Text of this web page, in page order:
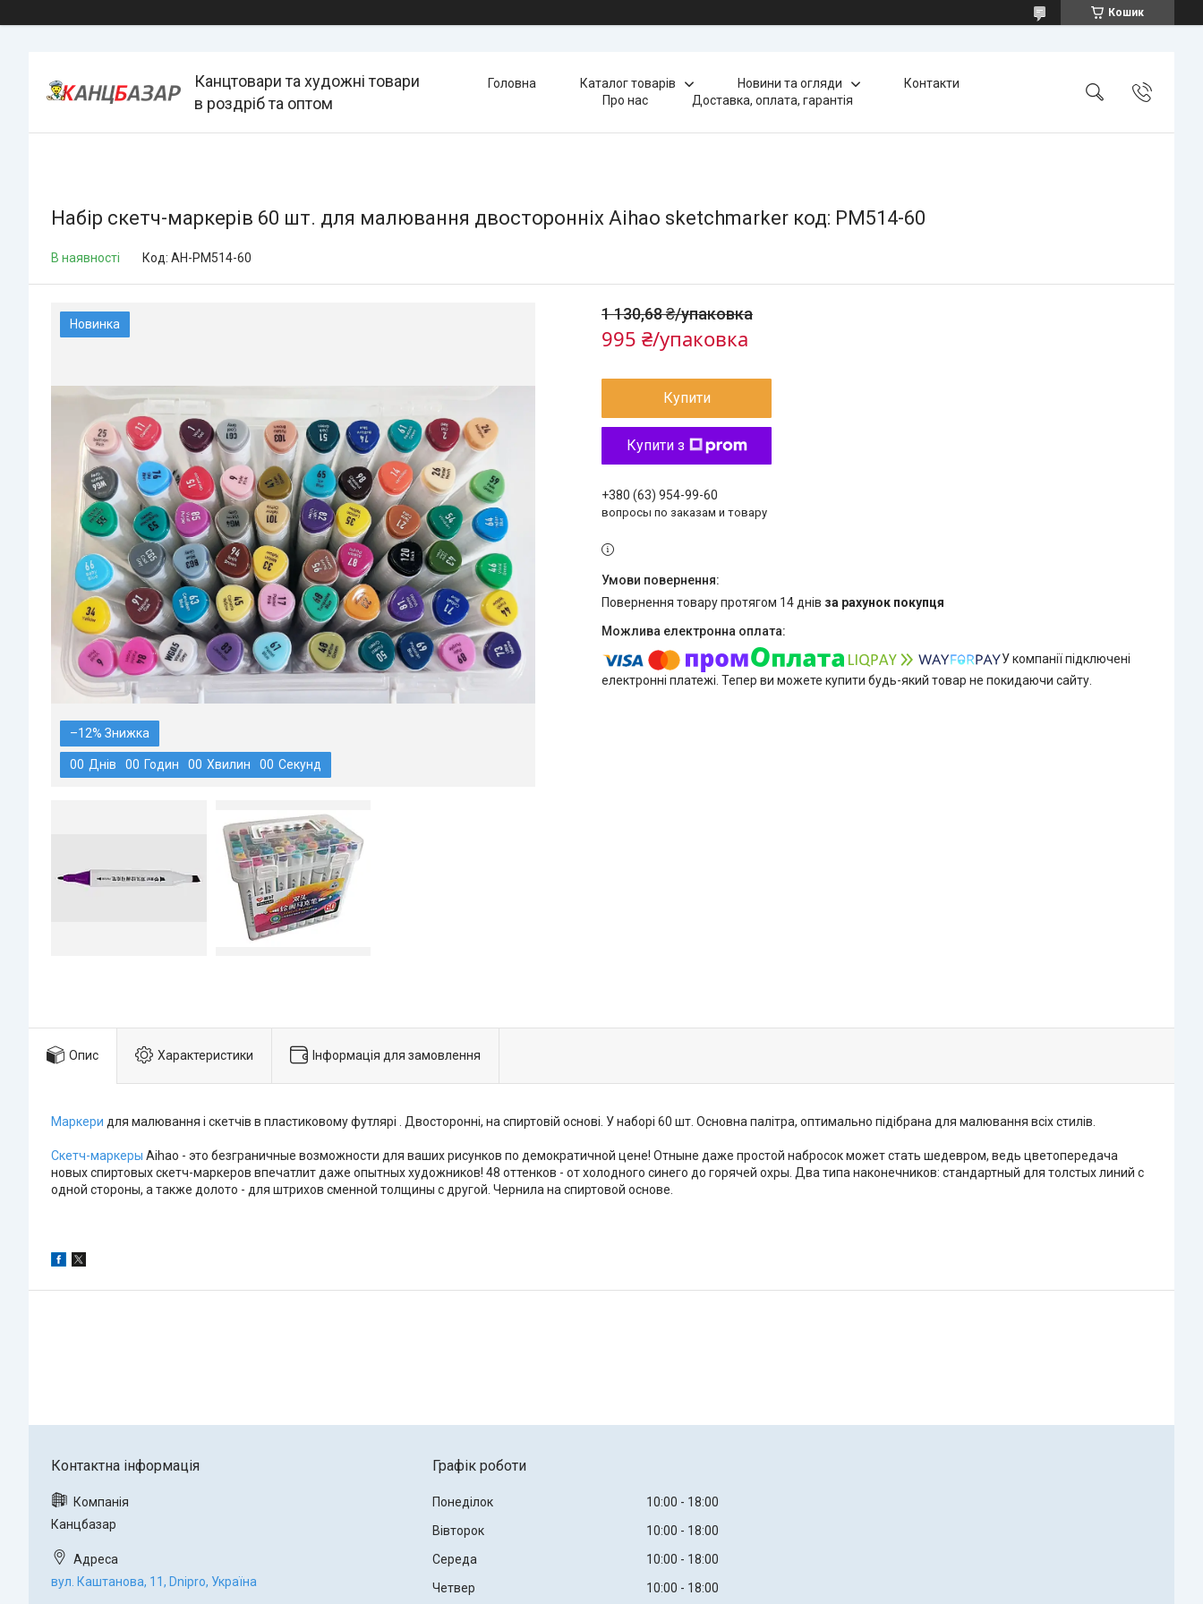
Кошик
Канцтовари та художні товари
в роздріб та оптом
Головна Каталог товарів Новини та огляди
Контакти
Про нас
Доставка, оплата, гарантія
Набір скетч-маркерів 60 шт. для малювання двосторонніх Aihao sketchmarker код: PM514-60
В наявності Код: AH-PM514-60
Новинка
–12%
00 Днів 00 Годин 00 Хвилин 00 Секунд
1 130,68 ₴/упаковка
995 ₴/упаковка
Купити
Купити з
+380 (63) 954-99-60
вопросы по заказам и товару
повернення товару протягом 14 днів за рахунок покупця
У компанії підключені
електронні платежі. Тепер ви можете купити будь-який товар не покидаючи сайту.
Опис Характеристики Інформація для замовлення
Маркери для малювання і скетчів в пластиковому футлярі . Двосторонні, на спиртовій основі. У наборі 60 шт. Основна палітра, оптимально підібрана для малювання всіх стилів.
Скетч-маркеры Aihao - это безграничные возможности для ваших рисунков по демократичной цене! Отныне даже простой набросок может стать шедевром, ведь цветопередача
новых спиртовых скетч-маркеров впечатлит даже опытных художников! 48 оттенков - от холодного синего до горячей охры. Два типа наконечников: стандартный для толстых линий с
одной стороны, а также долото - для штрихов сменной толщины с другой. Чернила на спиртовой основе.
Канцбазар
вул. Каштанова, 11, Dnipro, Україна
Графік роботи
Понеділок 10:00
18:00
Вівторок
10:00
18:00
Середа
10:00
18:00
Четвер
10:00 18:00